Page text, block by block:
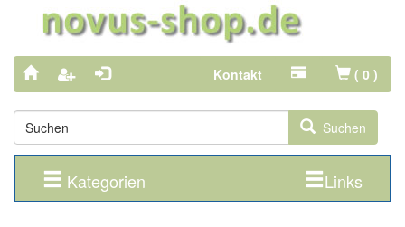
Kontakt ( 0 )
Suchen
Kategorien Links